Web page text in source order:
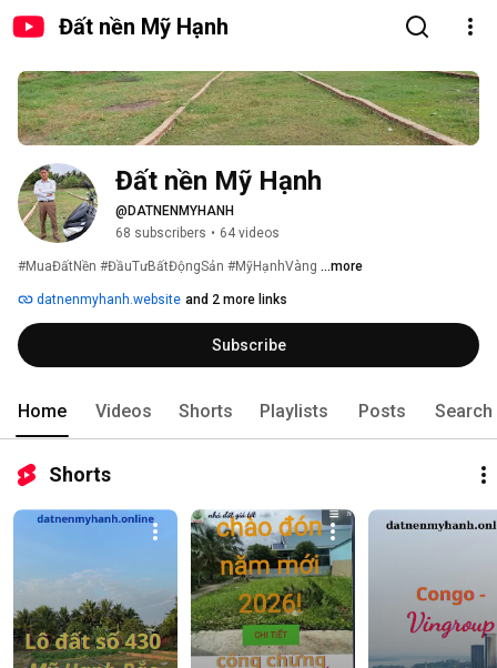
Đất nền Mỹ Hạnh
Đất nền Mỹ Hạnh
@DATNENMYHANH
68 subscribers • 64 videos
#MuaĐấtNền #ĐầuTưBấtĐộngSản #MỹHạnhVàng ...more
datnenmyhanh.website and 2 more links
Subscribe
Home Videos Shorts Playlists Posts Search
Shorts